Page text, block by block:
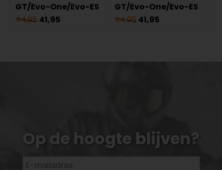
GT/Evo-One/Evo-ES
44,95 41,95
GT/Evo-One/Evo-ES
44,95 41,95
Op de hoogte blijven?